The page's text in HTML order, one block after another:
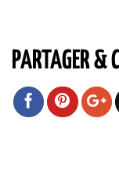
PARTAGER &